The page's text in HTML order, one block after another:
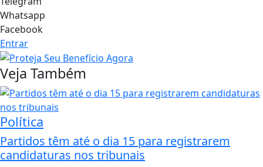
Whatsapp
Facebook
Entrar
Veja Também
Política
Partidos têm até o dia 15 para registrarem
candidaturas nos tribunais